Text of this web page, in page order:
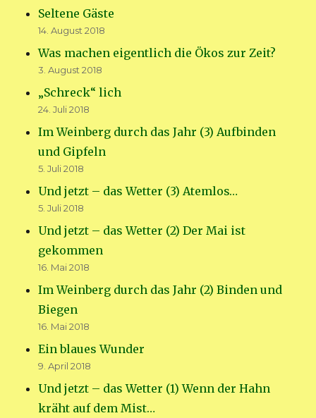
Seltene Gäste
14. August 2018
Was machen eigentlich die Ökos zur Zeit?
3. August 2018
„Schreck“ lich
24. Juli 2018
Im Weinberg durch das Jahr (3) Aufbinden
und Gipfeln
5. Juli 2018
Und jetzt – das Wetter (3) Atemlos…
5. Juli 2018
Und jetzt – das Wetter (2) Der Mai ist
gekommen
16. Mai 2018
Im Weinberg durch das Jahr (2) Binden und
Biegen
16. Mai 2018
Ein blaues Wunder
9. April 2018
Und jetzt – das Wetter (1) Wenn der Hahn
kräht auf dem Mist…